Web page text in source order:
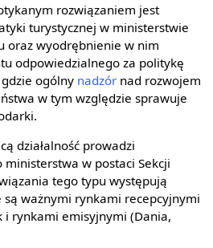
rozwiązaniem jest
turystycznej w ministerstwie
oraz wyodrębnienie w nim
odpowiedzialnego za politykę
ogólny nadzórnad rozwojem
w tym względzie sprawuje
działalność prowadzi
w postaci Sekcji
tego typu występują
ważnymi rynkami recepcyjnymi
i rynkami emisyjnymi (Dania,